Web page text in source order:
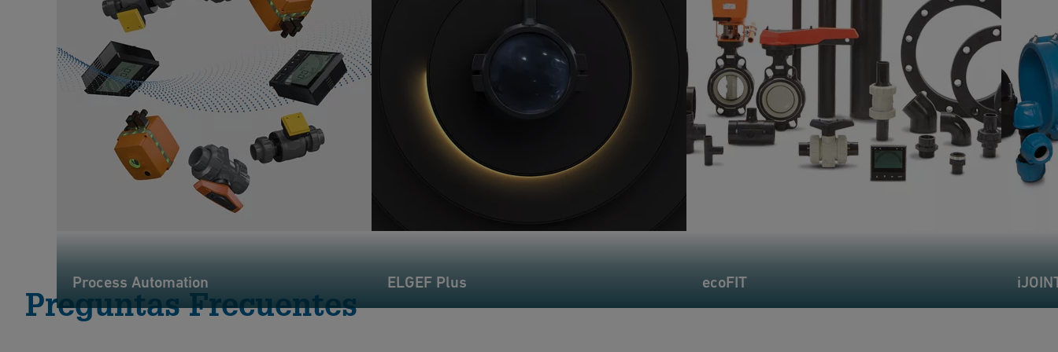
Process Automation ELGEF Plus ecoFIT
Preguntas Frecuentes